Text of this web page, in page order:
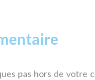
pas hors de votre